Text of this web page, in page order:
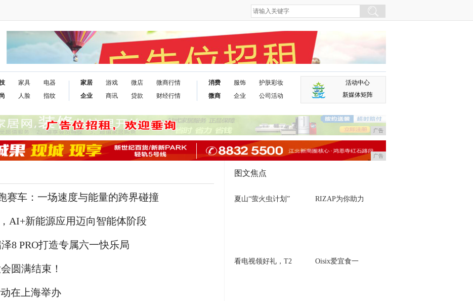
家具
人脸
电器
指纹
家居
企业
游戏
商讯
微店
贷款
微商行情
财经行情
消费
微商
服饰
企业
护肤彩妆
公司活动
活动中心
新媒体矩阵
广告
广告
赛车：一场速度与能量的跨界碰撞
AI+新能源应用迈向智能体阶段
8 PRO打造专属六一快乐局
圆满结束！
在上海举办
图文焦点
夏山“萤火虫计划” RIZAP为你助力
看电视领好礼，T2 Oisix爱宜食一